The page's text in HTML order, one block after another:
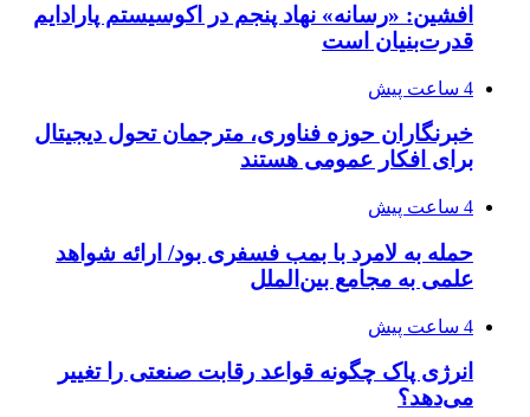
افشین: «رسانه» نهاد پنجم در اکوسیستم پارادایم
قدرت‌بنیان است
4 ساعت پیش
خبرنگاران حوزه فناوری، مترجمان تحول دیجیتال
برای افکار عمومی هستند
4 ساعت پیش
حمله به لامرد با بمب فسفری بود/ ارائه شواهد
علمی به مجامع بین‌الملل
4 ساعت پیش
انرژی پاک چگونه قواعد رقابت صنعتی را تغییر
می‌دهد؟